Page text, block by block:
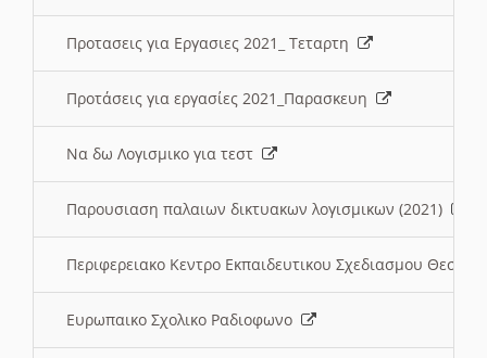
Προτασεις για Εργασιες 2021_ Τεταρτη
Προτάσεις για εργασίες 2021_Παρασκευη
Να δω Λογισμικο για τεστ
Παρουσιαση παλαιων δικτυακων λογισμικων (2021)
Περιφερειακο Κεντρο Εκπαιδευτικου Σχεδιασμου
Ευρωπαικο Σχολικο Ραδιοφωνο